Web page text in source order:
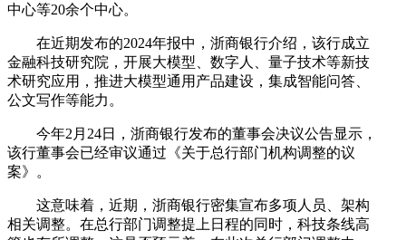
中心等20余个中心。
在近期发布的2024年报中，浙商银行介绍，该行成立
金融科技研究院，开展大模型、数字人、量子技术等新技
术研究应用，推进大模型通用产品建设，集成智能问答、
公文写作等能力。
今年2月24日，浙商银行发布的董事会决议公告显示，
该行董事会已经审议通过《关于总行部门机构调整的议
案》。
这意味着，近期，浙商银行密集宣布多项人员、架构
相关调整。在总行部门调整提上日程的同时，科技条线高